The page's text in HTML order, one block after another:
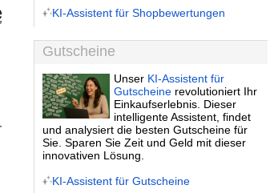
KI-Assistent für Shopbewertungen
Gutscheine
Unser KI-Assistent für
Gutscheine revolutioniert Ihr
Einkaufserlebnis. Dieser
intelligente Assistent, findet
und analysiert die besten Gutscheine für
Sie. Sparen Sie Zeit und Geld mit dieser
innovativen Lösung.
KI-Assistent für Gutscheine